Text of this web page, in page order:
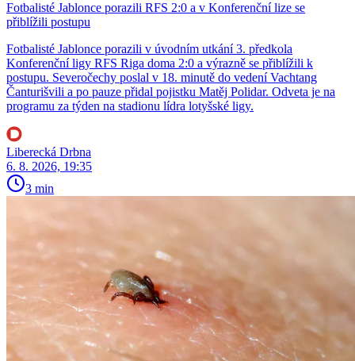
Fotbalisté Jablonce porazili RFS 2:0 a v Konferenční lize se
přiblížili postupu
Fotbalisté Jablonce porazili v úvodním utkání 3. předkola
Konferenční ligy RFS Riga doma 2:0 a výrazně se přiblížili k
postupu. Severočechy poslal v 18. minutě do vedení Vachtang
Čanturišvili a po pauze přidal pojistku Matěj Polidar. Odveta je na
programu za týden na stadionu lídra lotyšské ligy.
Liberecká Drbna
6. 8. 2026, 19:35
3 min